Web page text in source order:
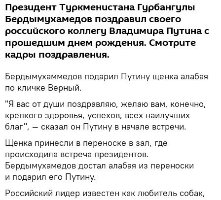
Президент Туркменистана Гурбангулы
Бердымухамедов поздравил своего
российского коллегу Владимира Путина с
прошедшим днем рождения. Смотрите
кадры поздравления.
Бердымухаммедов подарил Путину щенка алабая
по кличке Верный.
"Я вас от души поздравляю, желаю вам, конечно,
крепкого здоровья, успехов, всех наилучших
благ", — сказал он Путину в начале встречи.
Щенка принесли в переноске в зал, где
происходила встреча президентов.
Бердымухамедов достал алабая из переноски
и подарил его Путину.
Российский лидер известен как любитель собак,